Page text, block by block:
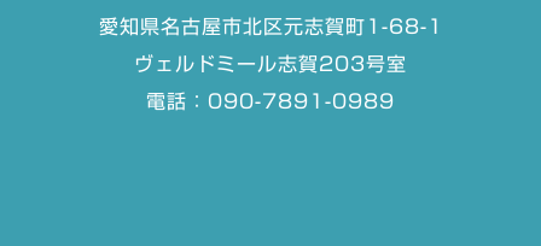
愛知県名古屋市北区元志賀町1-68-1
ヴェルドミール志賀203号室
電話：090-7891-0989